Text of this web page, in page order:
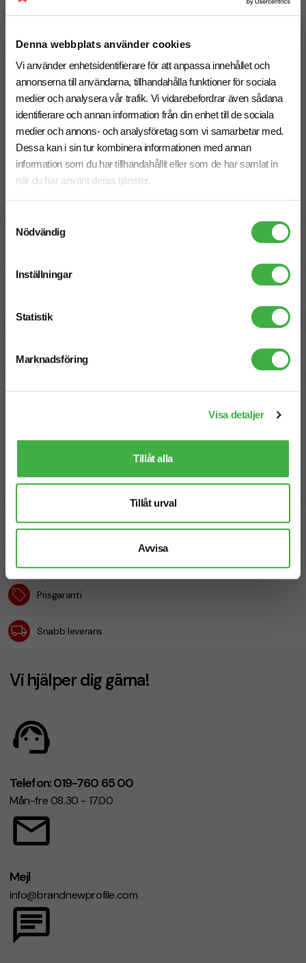
Denna webbplats använder cookies
Vi använder enhetsidentifierare för att anpassa innehållet och
annonserna till användarna, tillhandahålla funktioner för sociala
medier och analysera vår trafik. Vi vidarebefordrar även sådana
identifierare och annan information från din enhet till de sociala
medier och annons- och analysföretag som vi samarbetar med.
Dessa kan i sin tur kombinera informationen med annan
information som du har tillhandahållit eller som de har samlat in
när du har använt deras tjänster.
Nödvändig
Inställningar
Statistik
Marknadsföring
Visa detaljer
Tillåt alla
Tillåt urval
Avvisa
så hjälper vi dig hitta rätt upplägg.
Vill du jämföra fler engångsartiklar?
Vill du se glassbägare, hamburgerbox, servetter, eller
pappersmuggar innan du bestämmer dig? I kategorin
Matförpackningar och engångsartiklar med tryck
, ochPappersmuggar med tryckhittar du fler
alternativ för företag, event och kampanjer med
logotyp.
Specifikationer
8 arbetsdagar
Designskiss inom 1 h
Prisgaranti
Snabb leverans
Vi hjälper dig gärna!
Telefon: 019-760 65 00
Mån-fre 08.30 - 17.00
Mejl
info@brandnewprofile.com